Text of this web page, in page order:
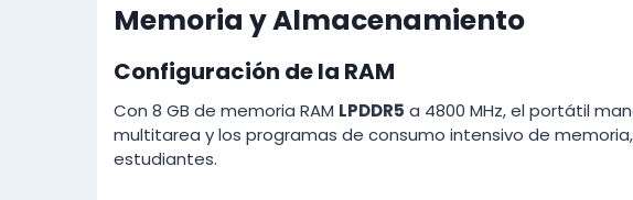
Memoria y Almacenamiento
Configuración de la RAM
Con 8 GB de memoria RAM LPDDR5 a 4800 MHz, el portátil
multitarea y los programas de consumo intensivo de
estudiantes.